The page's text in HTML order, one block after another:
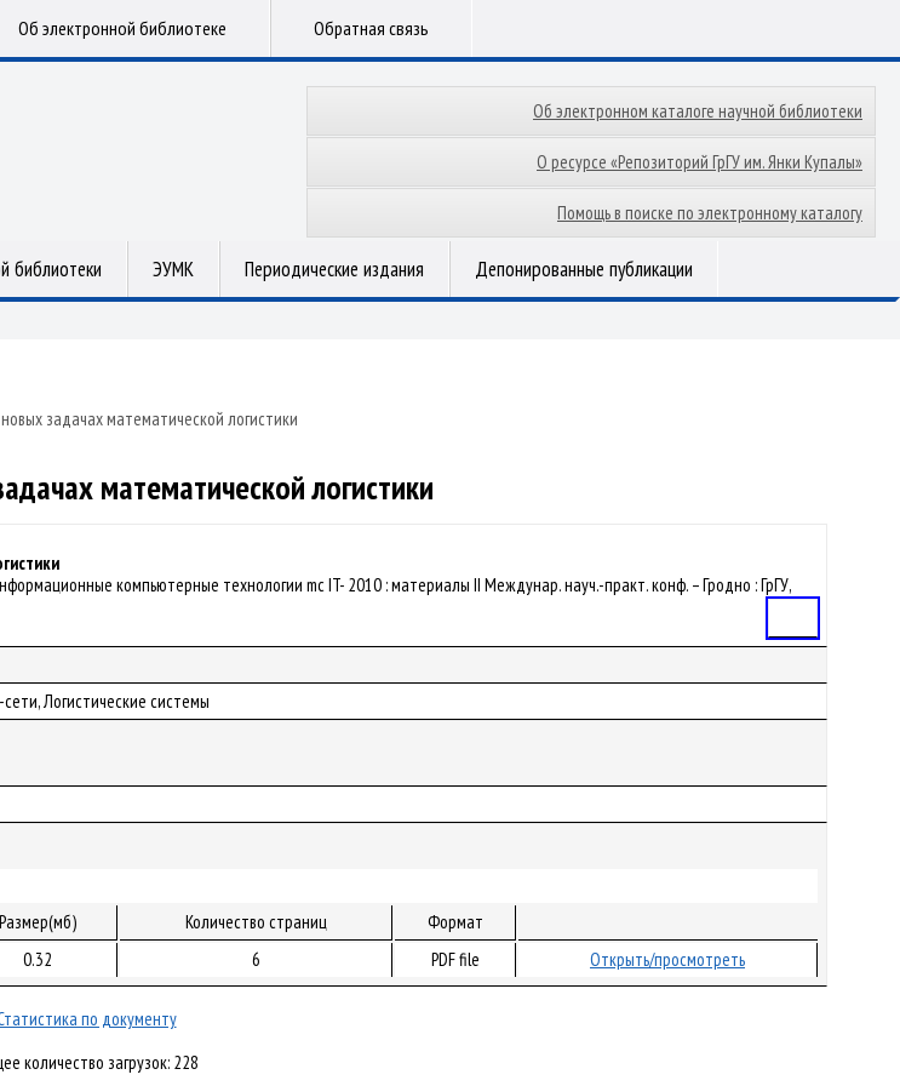
Об электронной библиотеке Обратная связь
Об электронном каталоге научной библиотеки
О ресурсе «Репозиторий ГрГУ им. Янки Купалы»
Помощь в поиске по электронному каталогу
библиотеки ЭУМК Периодические издания Депонированные публикации
задачах математической логистики
математической логистики
компьютерные технологии mc IT- 2010 : материалы II Междунар. науч.-практ. конф. – Гродно : ГрГУ,
Логистические системы
Размер(мб) Количество страниц
Формат
0.32 6 PDF file Открыть/просмотреть
по документу
количество загрузок: 228